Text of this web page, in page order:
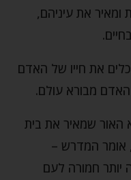
ומאיר את עיניהם,
את חייו של האדם
מבורא עולם.
האור שמאיר את בית
אומר המדרש –
חמורה לעם